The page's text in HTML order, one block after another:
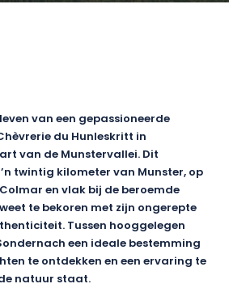
van een gepassioneerde
du Hunleskritt in
van de Munstervallei. Dit
twintig kilometer van Munster, op
en vlak bij de beroemde
te bekoren met zijn ongerepte
Tussen hooggelegen
een ideale bestemming
te ontdekken en een ervaring te
natuur staat.